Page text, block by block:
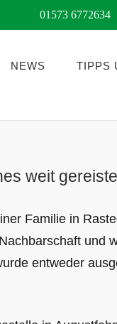
01573 6772634
NEWS TIPPS
weit
Familie in
und
entweder